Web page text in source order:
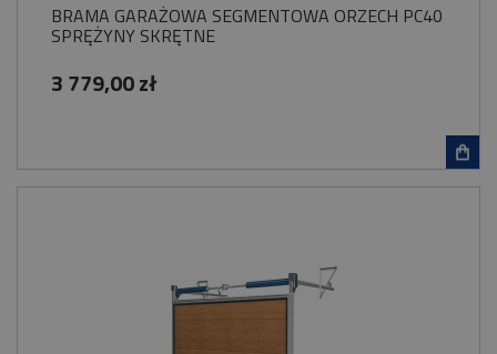
BRAMA GARAŻOWA SEGMENTOWA ORZECH PC40
SPRĘŻYNY SKRĘTNE
3 779,00 zł